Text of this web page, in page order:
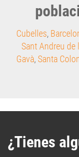
Cubelles,
Sant Andreu de
Gavà, Santa
¿Tienes